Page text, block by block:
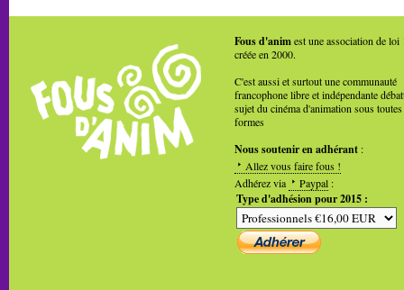
Fous d'animest une association de loi
créée en 2000.
C'est aussi et surtout une communauté
francophone libre et indépendante
sujet du cinéma d'animation sous toutes
formes
Nous soutenir en adhérant :
Allez vous faire fous !
Adhérez via
Paypal :
Type d'adhésion pour 2015 :